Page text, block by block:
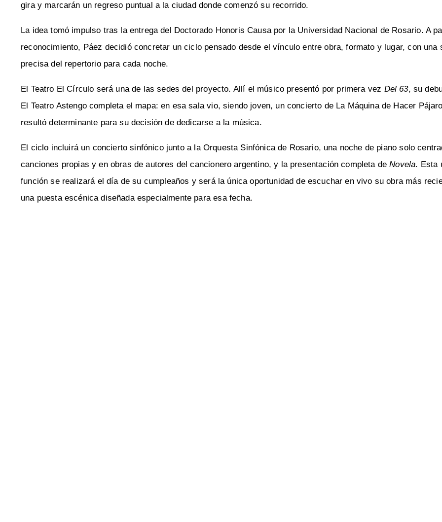
gira y marcarán un regreso puntual a la ciudad donde comenzó su recorrido.
La idea tomó impulso tras la entrega del Doctorado Honoris Causa por la Universidad Nacional de Rosario. A
reconocimiento, Páez decidió concretar un ciclo pensado desde el vínculo entre obra, formato y lugar, con una
precisa del repertorio para cada noche.
El Teatro El Círculo será una de las sedes del proyecto. Allí el músico presentó por primera vez Del 63, su
El Teatro Astengo completa el mapa: en esa sala vio, siendo joven, un concierto de La Máquina de Hacer
resultó determinante para su decisión de dedicarse a la música.
El ciclo incluirá un concierto sinfónico junto a la Orquesta Sinfónica de Rosario, una noche de piano solo
canciones propias y en obras de autores del cancionero argentino, y la presentación completa deNovela. Esta
función se realizará el día de su cumpleaños y será la única oportunidad de escuchar en vivo su obra más
una puesta escénica diseñada especialmente para esa fecha.